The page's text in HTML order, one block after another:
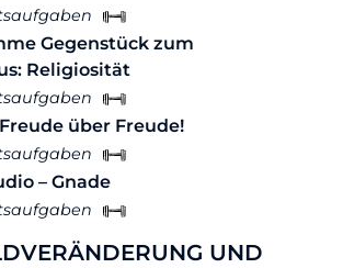
Gegenstück zum
Religiosität​
über Freude!
– Gnade
UND